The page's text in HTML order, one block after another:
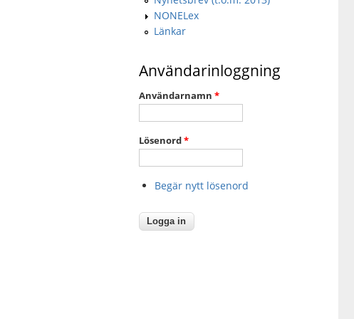
NONELex
Länkar
Användarinloggning
Användarnamn *
Lösenord*
Begär nytt lösenord